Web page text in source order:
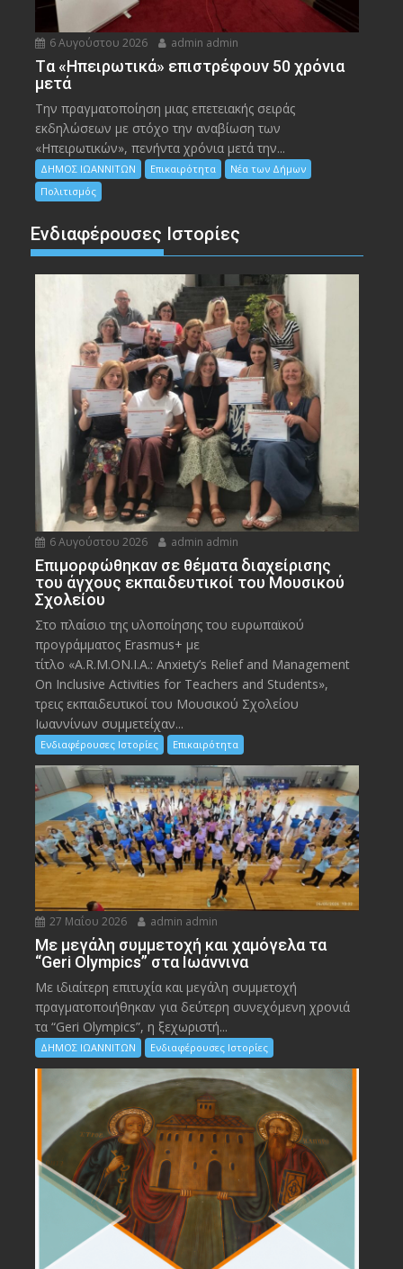
6 Αυγούστου 2026 admin admin
Tα «Ηπειρωτικά» επιστρέφουν 50 χρόνια
μετά
Την πραγματοποίηση μιας επετειακής σειράς
εκδηλώσεων με στόχο την αναβίωση των
«Ηπειρωτικών», πενήντα χρόνια μετά την...
ΔΗΜΟΣ ΙΩΑΝΝΙΤΩΝ Επικαιρότητα
Νέα των Δήμων
Πολιτισμός
Ενδιαφέρουσες Ιστορίες
6 Αυγούστου 2026 admin admin
Eπιμορφώθηκαν σε θέματα διαχείρισης
του άγχους εκπαιδευτικοί του Μουσικού
Σχολείου
Στο πλαίσιο της υλοποίησης του ευρωπαϊκού
προγράμματος Erasmus+ με
τίτλο «A.R.M.ON.I.A.: Anxiety’s Relief and Management
On Inclusive Activities for Teachers and Students»,
τρεις εκπαιδευτικοί του Μουσικού Σχολείου
Ιωαννίνων συμμετείχαν...
Ενδιαφέρουσες Ιστορίες Επικαιρότητα
27 Μαΐου 2026 admin admin
Με μεγάλη συμμετοχή και χαμόγελα τα
“Geri Olympics” στα Ιωάννινα
Με ιδιαίτερη επιτυχία και μεγάλη συμμετοχή
πραγματοποιήθηκαν για δεύτερη συνεχόμενη χρονιά
τα “Geri Olympics”, η ξεχωριστή...
ΔΗΜΟΣ ΙΩΑΝΝΙΤΩΝ Ενδιαφέρουσες Ιστορίες